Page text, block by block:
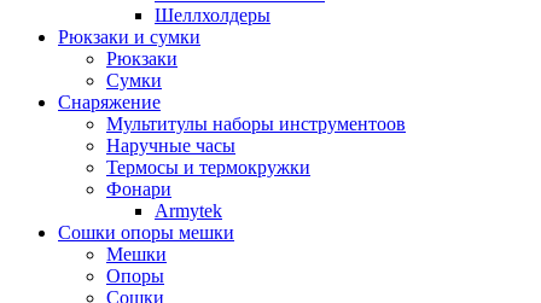
Шеллхолдеры
Рюкзаки и сумки
Рюкзаки
Сумки
Снаряжение
Мультитулы наборы инструментоов
Наручные часы
Термосы и термокружки
Фонари
Armytek
Сошки опоры мешки
Мешки
Опоры
Сошки